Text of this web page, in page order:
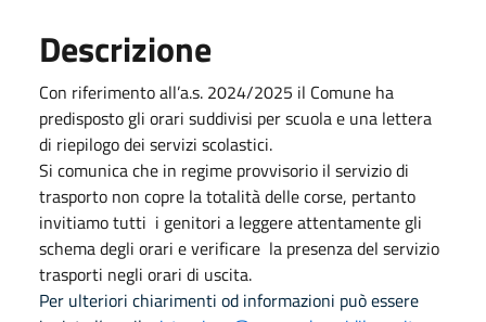
Descrizione
Con riferimento all’a.s. 2024/2025 il Comune ha
predisposto gli orari suddivisi per scuola e una lettera
di riepilogo dei servizi scolastici.
Si comunica che in regime provvisorio il servizio di
trasporto non copre la totalità delle corse, pertanto
invitiamo tutti i genitori a leggere attentamente gli
schema degli orari e verificare la presenza del servizio
trasporti negli orari di uscita.
Per ulteriori chiarimenti od informazioni può essere